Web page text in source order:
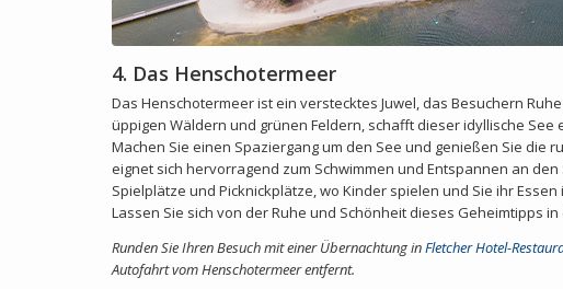
4. Das Henschotermeer
Das Henschotermeer ist ein verstecktes Juwel, das Besuchern
üppigen Wäldern und grünen Feldern, schafft dieser idyllische See
Machen Sie einen Spaziergang um den See und genießen Sie die
eignet sich hervorragend zum Schwimmen und Entspannen an
Spielplätze und Picknickplätze, wo Kinder spielen und Sie ihr
Lassen Sie sich von der Ruhe und Schönheit dieses Geheimtipps
Runden Sie Ihren Besuch mit einer ÜbernachtunginFletcher Hotel-
Autofahrt vom Henschotermeer entfernt.